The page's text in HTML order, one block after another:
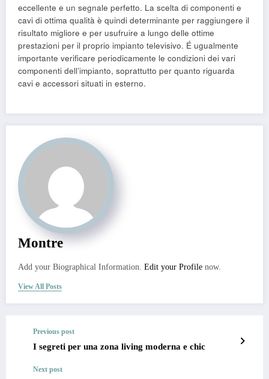
eccellente e un segnale perfetto. La scelta di componenti e
cavi di ottima qualità è quindi determinante per raggiungere il
risultato migliore e per usufruire a lungo delle ottime
prestazioni per il proprio impianto televisivo. É ugualmente
importante verificare periodicamente le condizioni dei vari
componenti dell’impianto, soprattutto per quanto riguarda
cavi e accessori situati in esterno.
Montre
Add your Biographical Information. Edit your Profile now.
View All Posts
Previous post
I segreti per una zona living moderna e chic
Next post